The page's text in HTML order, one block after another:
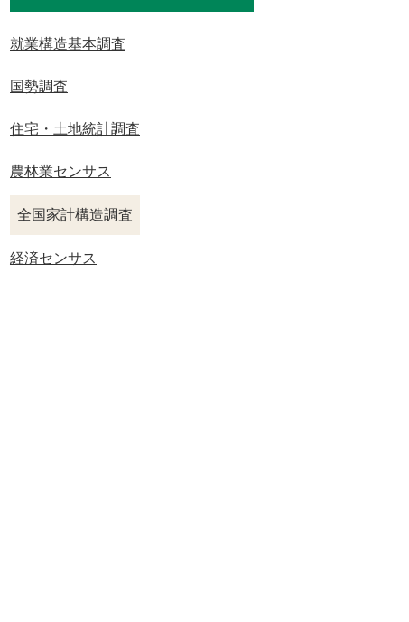
就業構造基本調査
国勢調査
住宅・土地統計調査
農林業センサス
全国家計構造調査
経済センサス